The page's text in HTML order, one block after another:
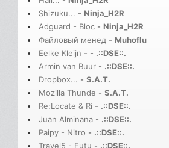
Shizuku... - Ninja_H2R
Adguard - Bloc - Ninja_H2R
Файловый менед - Muhoflu
Eelke Kleijn - - .::DSE::.
Armin van Buur - .::DSE::.
Dropbox... - S.A.T.
Mozilla Thunde - S.A.T.
Re:Locate & Ri - .::DSE::.
Juan Alminana - .::DSE::.
Paipy - Nitro - .::DSE::.
Travel5 - Futu - .::DSE::.